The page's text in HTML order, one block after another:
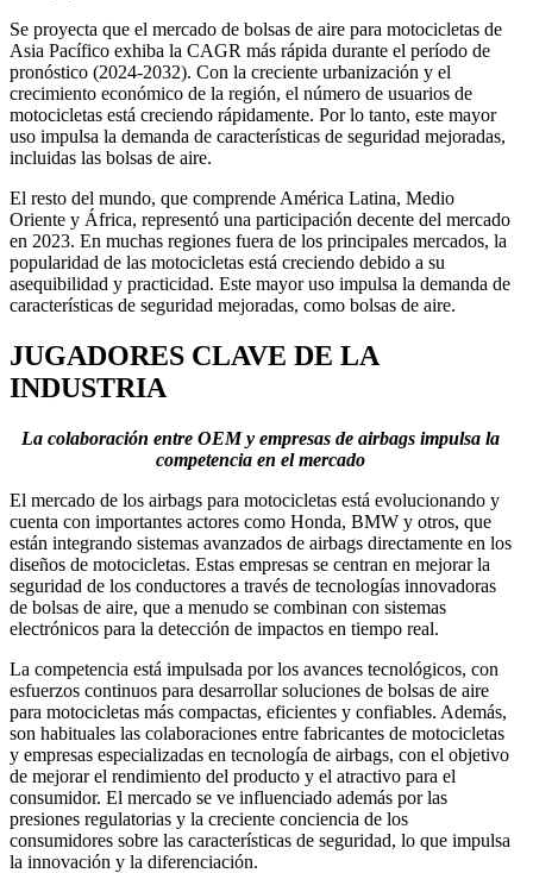
Se proyecta que el mercado de bolsas de aire para motocicletas de
Asia Pacífico exhiba la CAGR más rápida durante el período de
pronóstico (2024-2032). Con la creciente urbanización y el
crecimiento económico de la región, el número de usuarios de
motocicletas está creciendo rápidamente. Por lo tanto, este mayor
uso impulsa la demanda de características de seguridad mejoradas,
incluidas las bolsas de aire.
El resto del mundo, que comprende América Latina, Medio
Oriente y África, representó una participación decente del mercado
en 2023. En muchas regiones fuera de los principales mercados, la
popularidad de las motocicletas está creciendo debido a su
asequibilidad y practicidad. Este mayor uso impulsa la demanda de
características de seguridad mejoradas, como bolsas de aire.
JUGADORES CLAVE DE LA
INDUSTRIA
La colaboración entre OEM y empresas de airbags impulsa la
competencia en el mercado
El mercado de los airbags para motocicletas está evolucionando y
cuenta con importantes actores como Honda, BMW y otros, que
están integrando sistemas avanzados de airbags directamente en los
diseños de motocicletas. Estas empresas se centran en mejorar la
seguridad de los conductores a través de tecnologías innovadoras
de bolsas de aire, que a menudo se combinan con sistemas
electrónicos para la detección de impactos en tiempo real.
La competencia está impulsada por los avances tecnológicos, con
esfuerzos continuos para desarrollar soluciones de bolsas de aire
para motocicletas más compactas, eficientes y confiables. Además,
son habituales las colaboraciones entre fabricantes de motocicletas
y empresas especializadas en tecnología de airbags, con el objetivo
de mejorar el rendimiento del producto y el atractivo para el
consumidor. El mercado se ve influenciado además por las
presiones regulatorias y la creciente conciencia de los
consumidores sobre las características de seguridad, lo que impulsa
la innovación y la diferenciación.